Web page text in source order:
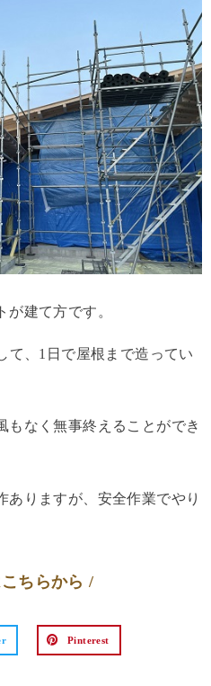
建て方です。
て、1日で屋根まで造ってい
もなく無事終えることができ
ありますが、安全作業でやり
ちらから /
Pinterest